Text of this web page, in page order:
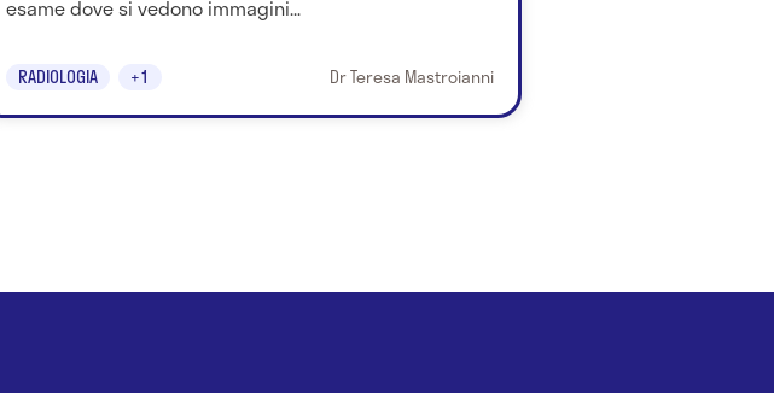
esame dove si vedono immagini...
RADIOLOGIA +1 Dr Teresa Mastroianni